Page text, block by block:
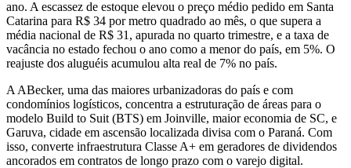
ano. A escassez de estoque elevou o preço médio pedido em Santa
Catarina para R$ 34 por metro quadrado ao mês, o que supera a
média nacional de R$ 31, apurada no quarto trimestre, e a taxa de
vacância no estado fechou o ano como a menor do país, em 5%. O
reajuste dos aluguéis acumulou alta real de 7% no país.
A ABecker, uma das maiores urbanizadoras do país e com
condomínios logísticos, concentra a estruturação de áreas para o
modelo Build to Suit (BTS) em Joinville, maior economia de SC, e
Garuva, cidade em ascensão localizada divisa com o Paraná. Com
isso, converte infraestrutura Classe A+ em geradores de dividendos
ancorados em contratos de longo prazo com o varejo digital.